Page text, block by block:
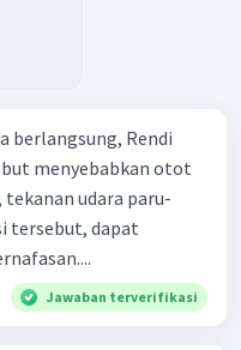
berlangsung, Rendi
menyebabkan otot
udara paru-
tersebut, dapat
Jawaban terverifikasi